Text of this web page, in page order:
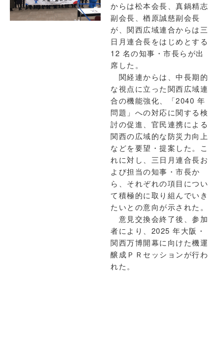
からは松本会長、真鍋精志
副会長、楢原誠慈副会長
が、関西広域連合からは三
日月連合長をはじめとする
12 名の知事・市長らが出
席した。
関経連からは、中長期的
な視点に立った関西広域連
合の機能強化、「2040 年
問題」への対応に関する検
討の促進、官民連携による
関西の広域的な防災力向上
などを要望・提案した。こ
れに対し、三日月連合長お
よび担当の知事・市長か
ら、それぞれの項目につい
て積極的に取り組んでいき
たいとの意向が示された。
意見交換会終了後、参加
者により、2025 年大阪・
関西万博開幕に向けた機運
醸成ＰＲセッションが行わ
れた。